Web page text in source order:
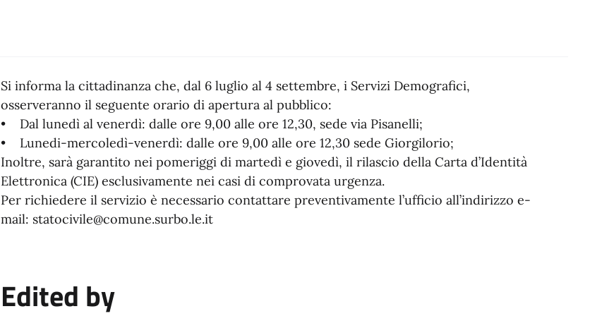
Si informa la cittadinanza che, dal 6 luglio al 4 settembre, i Servizi Demografici,
osserveranno il seguente orario di apertura al pubblico:
• Dal lunedì al venerdì: dalle ore 9,00 alle ore 12,30, sede via Pisanelli;
• Lunedi-mercoledì-venerdì: dalle ore 9,00 alle ore 12,30 sede Giorgilorio;
Inoltre, sarà garantito nei pomeriggi di martedì e giovedì, il rilascio della Carta d’Identità
Elettronica (CIE) esclusivamente nei casi di comprovata urgenza.
Per richiedere il servizio è necessario contattare preventivamente l’ufficio all’indirizzo e-
mail: statocivile@comune.surbo.le.it
Edited by